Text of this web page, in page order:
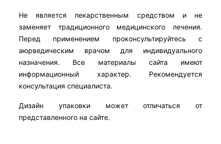
Не является лекарственным средством и не
заменяет традиционного медицинского лечения.
Перед применением проконсультируйтесь с
аюрведическим врачом для индивидуального
назначения. Все материалы сайта имеют
информационный характер. Рекомендуется
консультация специалиста.
Дизайн упаковки может отличаться от
представленного на сайте.